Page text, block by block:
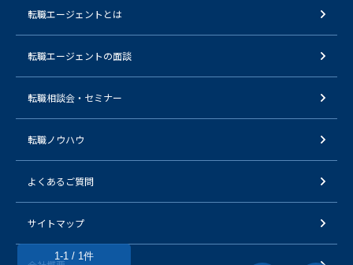
1-1 / 1件
転職エージェントとは
転職エージェントの面談
転職相談会・セミナー
転職ノウハウ
よくあるご質問
サイトマップ